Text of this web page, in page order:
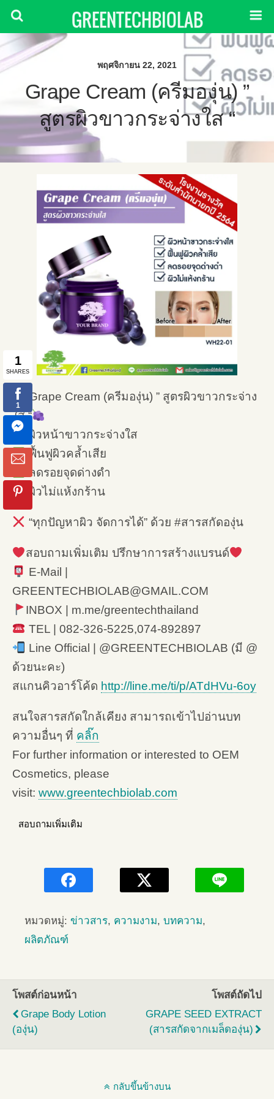
GREENTECHBIOLAB
พฤศจิกายน 22, 2021
Grape Cream (ครีมองุ่น) ”
สูตรผิวขาวกระจ่างใส “
Grape Cream (ครีมองุ่น) ” สูตรผิวขาวกระจ่าง
ใส “
ผิวหน้าขาวกระจ่างใส
ฟื้นฟูผิวคล้ำเสีย
ลดรอยจุดด่างดำ
ผิวไม่แห้งกร้าน
“ทุกปัญหาผิว จัดการได้” ด้วย #สารสกัดองุ่น
สอบถามเพิ่มเติม ปรึกษาการสร้างแบรนด์
E-Mail |
GREENTECHBIOLAB@GMAIL.COM
INBOX | m.me/greentechthailand
TEL | 082-326-5225,074-892897
Line Official | @GREENTECHBIOLAB (มี @
ด้วยนะคะ)
สแกนคิวอาร์โค้ด http://line.me/ti/p/ATdHVu-6oy
สนใจสารสกัดใกล้เคียง สามารถเข้าไปอ่านบท
ความอื่นๆ ที่ คลิ๊ก
For further information or interested to OEM
Cosmetics, please
visit: www.greentechbiolab.com
สอบถามเพิ่มเติม
หมวดหมู่: ข่าวสาร, ความงาม, บทความ,
ผลิตภัณฑ์
โพสต์ก่อนหน้า
Grape Body Lotion
(องุ่น)
โพสต์ถัดไป
GRAPE SEED EXTRACT
(สารสกัดจากเมล็ดองุ่น)
กลับขึ้นข้างบน